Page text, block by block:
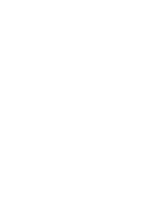
verfügbar.)